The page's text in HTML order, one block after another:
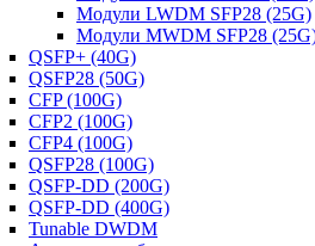
Модули LWDM SFP28 (25G)
Модули MWDM SFP28
QSFP+ (40G)
QSFP28 (50G)
CFP (100G)
CFP2 (100G)
CFP4 (100G)
QSFP28 (100G)
QSFP-DD (200G)
QSFP-DD (400G)
Tunable DWDM